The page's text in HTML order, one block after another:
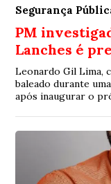
Segurança
PM
Lanches é
Leonardo Gil Lima,
baleado durante
após inaugurar o